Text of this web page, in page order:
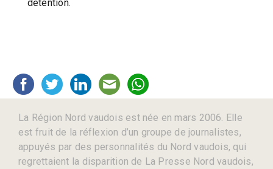
détention.
La Région Nord vaudois est née en mars 2006. Elle
est fruit de la réflexion d’un groupe de journalistes,
appuyés par des personnalités du Nord vaudois, qui
regrettaient la disparition de La Presse Nord vaudois,